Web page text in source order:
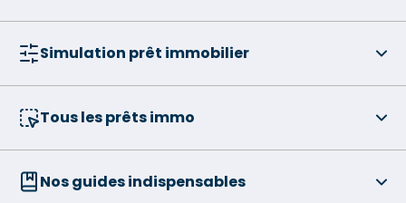
Simulation prêt immobilier
Tous les prêts immo
Nos guides indispensables